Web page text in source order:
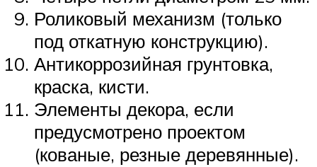
Роликовый механизм (только
под откатную конструкцию).
Антикоррозийная грунтовка,
краска, кисти.
Элементы декора, если
предусмотрено проектом
(кованые, резные деревянные).